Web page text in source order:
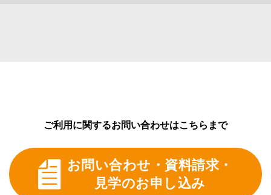
ご利用に関するお問い合わせはこちらまで
お問い合わせ・資料請求・
見学のお申し込み